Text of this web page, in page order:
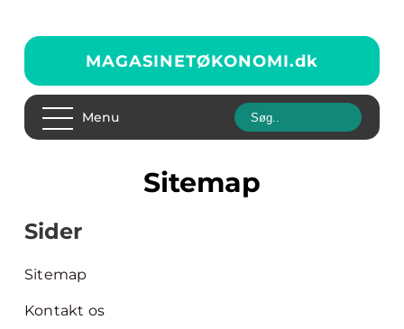
MAGASINETØKONOMI.dk
Menu
Sitemap
Sider
Sitemap
Kontakt os